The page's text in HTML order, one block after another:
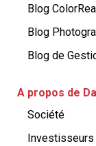
Blog
Blog
Blog de
A propos de
Société
Investisseurs